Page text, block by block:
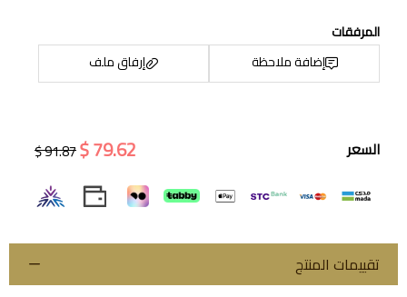
المرفقات
إضافة ملاحظة
إرفاق ملف
اسحب و افلت الملف هنا
السعر 79.62 $
91.87 $
تقييمات المنتج